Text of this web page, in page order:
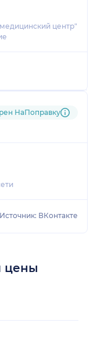
центр"
НаПоправку
Источник: ВКонтакте
цены